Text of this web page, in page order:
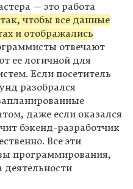
— это работа
чтобы все данные
и отображались
отвечают
ее логичной для
Если посетитель
разобрался
даже если оказался
бэкенд-разработчик
Все эти
программирования,